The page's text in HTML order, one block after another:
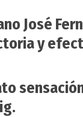
José
y